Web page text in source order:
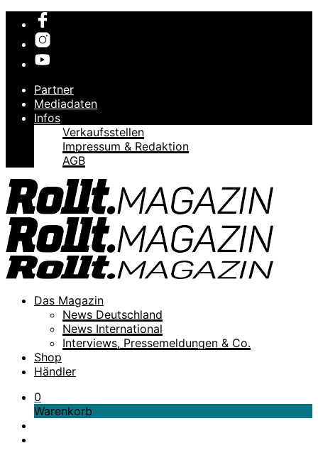
Partner
Mediadaten
Infos
Verkaufsstellen
Impressum & Redaktion
AGB
Das Magazin
News Deutschland
News International
Interviews, Pressemeldungen & Co.
Shop
Händler
0
Warenkorb